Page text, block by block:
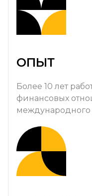
ОПЫТ
Более 10 лет
финансовых
международного